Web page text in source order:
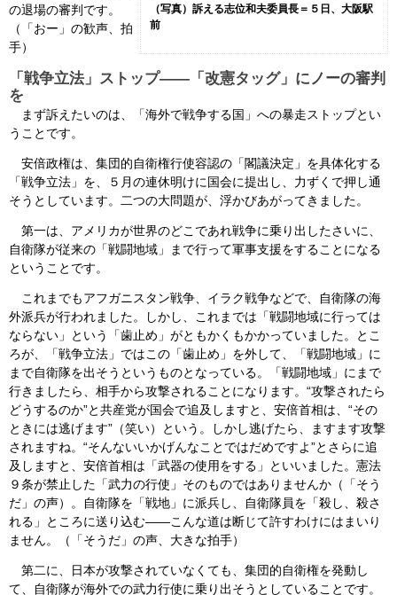
（写真）訴える志位和夫委員長＝５日、大阪駅
前
の退場の審判です。
（「おー」の歓声、拍
手）
「戦争立法」ストップ――「改憲タッグ」にノーの審判
を
まず訴えたいのは、「海外で戦争する国」への暴走ストップとい
うことです。
安倍政権は、集団的自衛権行使容認の「閣議決定」を具体化する
「戦争立法」を、５月の連休明けに国会に提出し、力ずくで押し通
そうとしています。二つの大問題が、浮かびあがってきました。
第一は、アメリカが世界のどこであれ戦争に乗り出したさいに、
自衛隊が従来の「戦闘地域」まで行って軍事支援をすることになる
ということです。
これまでもアフガニスタン戦争、イラク戦争などで、自衛隊の海
外派兵が行われました。しかし、これまでは「戦闘地域に行っては
ならない」という「歯止め」がともかくもかかっていました。とこ
ろが、「戦争立法」ではこの「歯止め」を外して、「戦闘地域」に
まで自衛隊を出そうというものとなっている。「戦闘地域」にまで
行きましたら、相手から攻撃されることになります。“攻撃されたら
どうするのか”と共産党が国会で追及しますと、安倍首相は、“その
ときには逃げます”（笑い）という。しかし逃げたら、ますます攻撃
されますね。“そんないいかげんなことではだめですよ”とさらに追
及しますと、安倍首相は「武器の使用をする」といいました。憲法
９条が禁止した「武力の行使」そのものではありませんか（「そう
だ」の声）。自衛隊を「戦地」に派兵し、自衛隊員を「殺し、殺さ
れる」ところに送り込む――こんな道は断じて許すわけにはまいり
ません。（「そうだ」の声、大きな拍手）
第二に、日本が攻撃されていなくても、集団的自衛権を発動し
て、自衛隊が海外での武力行使に乗り出そうとしていることです。